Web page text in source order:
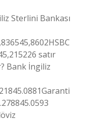
Sterlini Bankası
satır
Bank İngiliz